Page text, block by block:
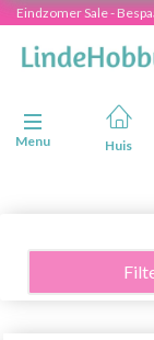
Eindzomer Sale -
Navigatie in-/
Menu
Huis